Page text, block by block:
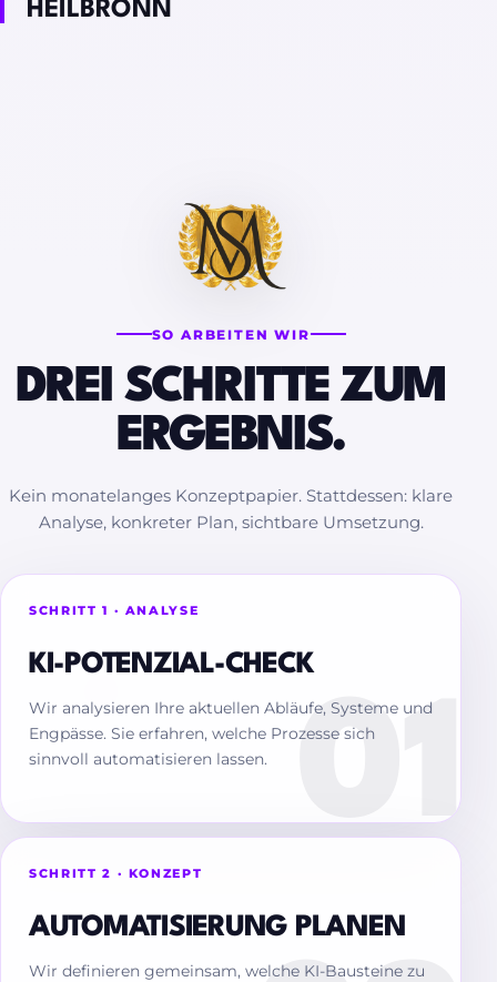
HEILBRONN
SO ARBEITEN WIR
DREI SCHRITTE ZUM
ERGEBNIS.
Kein monatelanges Konzeptpapier. Stattdessen: klare
Analyse, konkreter Plan, sichtbare Umsetzung.
SCHRITT 1 · ANALYSE
KI-POTENZIAL-CHECK
Wir analysieren Ihre aktuellen Abläufe, Systeme und
Engpässe. Sie erfahren, welche Prozesse sich
sinnvoll automatisieren lassen.
SCHRITT 2 · KONZEPT
AUTOMATISIERUNG PLANEN
Wir definieren gemeinsam, welche KI-Bausteine zu